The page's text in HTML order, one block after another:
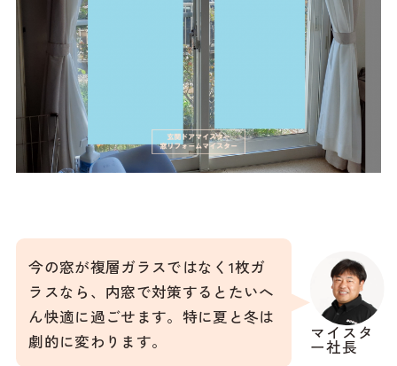
マイスタ
ー社長
今の窓が複層ガラスではなく1枚ガ
ラスなら、内窓で対策するとたいへ
ん快適に過ごせます。特に夏と冬は
劇的に変わります。